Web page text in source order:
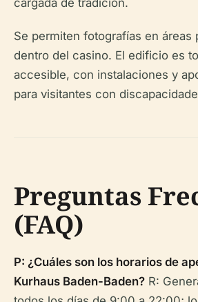
cargada de tradición.
Se permiten fotografías en áreas
dentro del casino. El edificio es
accesible, con instalaciones y
para visitantes con
Preguntas
(FAQ)
P: ¿Cuáles son los horarios de
Kurhaus Baden-Baden? R: